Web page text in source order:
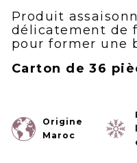
Produit
délicatement de
pour former une
Carton de 36
Origine
Maroc